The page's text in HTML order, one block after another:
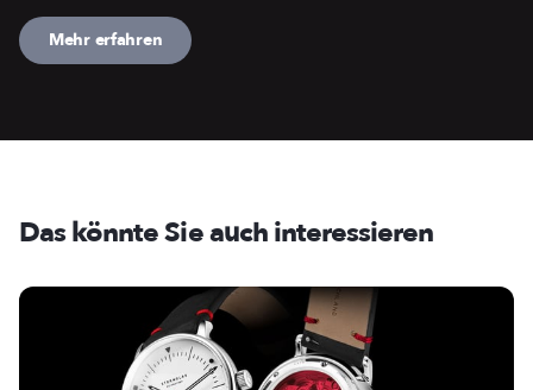
Mehr erfahren
Das könnte Sie auch interessieren